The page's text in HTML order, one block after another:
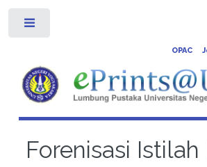
OPAC
Forenisasi